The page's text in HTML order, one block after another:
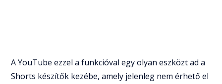
A YouTube ezzel a funkcióval egy olyan eszközt ad a
Shorts készítők kezébe, amely jelenleg nem érhető el